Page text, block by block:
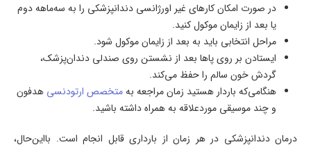
در صورت امکان کارهای غیر اورژانسی دندانپزشکی را به سه‌ماهه دوم
یا بعد از زایمان موکول کنید.
مراحل انتخابی باید به بعد از زایمان موکول شود.
ایستادن بر روی پاها بعد از نشستن روی صندلی دندان‌پزشک،
گردش خون سالم را حفظ می‌کند.
هنگامی‌که باردار هستید زمان مراجعه بهمتخصص ارتودنسی هدفون
و چند موسیقی موردعلاقه به همراه داشته باشید.
درمان دندانپزشکی در هر زمان از بارداری قابل انجام است. بااین‌حال،